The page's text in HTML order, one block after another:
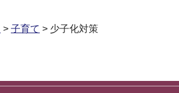
> 子育て > 少子化対策